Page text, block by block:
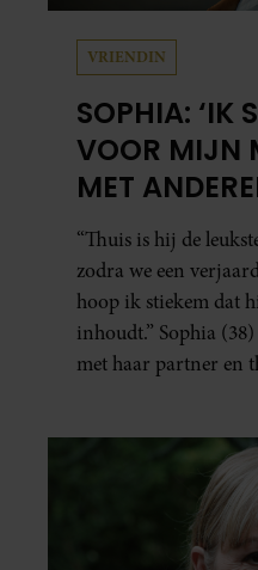
VRIENDIN
SOPHIA: ‘IK
VOOR MIJN
MET
“Thuis is hij de
zodra we een
hoop ik stiekem dat
inhoudt.” Sophia
met haar partner en
vaker schaamt zodra